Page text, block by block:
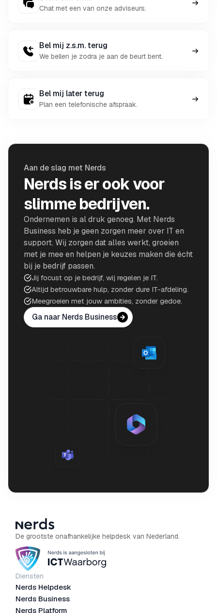
Chat met een van onze adviseurs.
Bel mij z.s.m. terug
We bellen je zodra je aan de beurt bent.
Bel mij later terug
Plan een telefonische afspraak.
Aan de slag met Nerds
Nerds is er ook voor
slimme bedrijven.
Ondernemen is al druk genoeg. Met Nerds
Business heb je geen zorgen meer over IT en
support. Wij zorgen dat alles werkt, groeien
met je mee en helpen je keuzes maken die écht
bij je bedrijf passen.
Jij focust op je bedrijf, wij regelen je IT.
Altijd betrouwbare hulp, zonder dure IT-afdeling.
Meegroeien met jouw ambities, zonder gedoe.
Ga naar Nerds Business
De grootste onafhankelijke helpdesk van Nederland.
Diensten
Nerds Helpdesk
Nerds Business
Nerds Platform